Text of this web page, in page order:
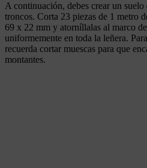
A continuación, debes crear un
troncos. Corta 23 piezas de 1 metro
69 x 22 mm y atorníllalas al marco
uniformemente en toda la leñera.
recuerda cortar muescas para que
montantes.